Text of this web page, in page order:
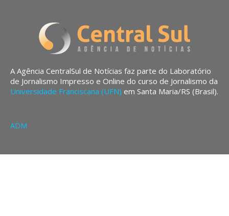
A Agência CentralSul de Notícias faz parte do Laboratório
de Jornalismo Impresso e Online do curso de Jornalismo da
Universidade Franciscana (UFN) em Santa Maria/RS (Brasil).
ADM